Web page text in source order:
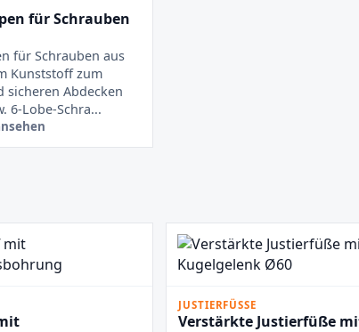
für Schrauben
für Schrauben aus
Kunststoff zum
sicheren Abdecken
6-Lobe-Schra...
JUSTIERFÜSSE
Verstärkte Justierfüße